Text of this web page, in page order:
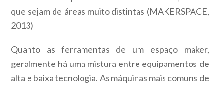
que sejam de áreas muito distintas (MAKERSPACE,
2013)
Quanto as ferramentas de um espaço maker,
geralmente há uma mistura entre equipamentos de
alta e baixa tecnologia. As máquinas mais comuns de